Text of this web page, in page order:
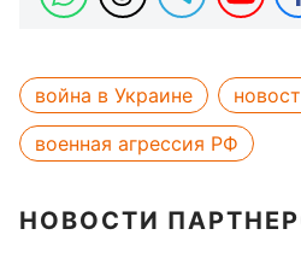
война в Украине
военная агрессия РФ
НОВОСТИ